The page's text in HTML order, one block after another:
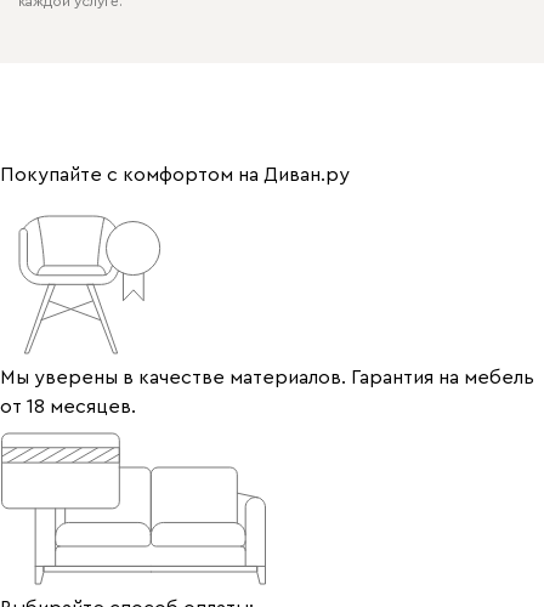
Покупайте с комфортом на Диван.ру
Мы уверены в качестве материалов. Гарантия на мебель
от 18 месяцев.